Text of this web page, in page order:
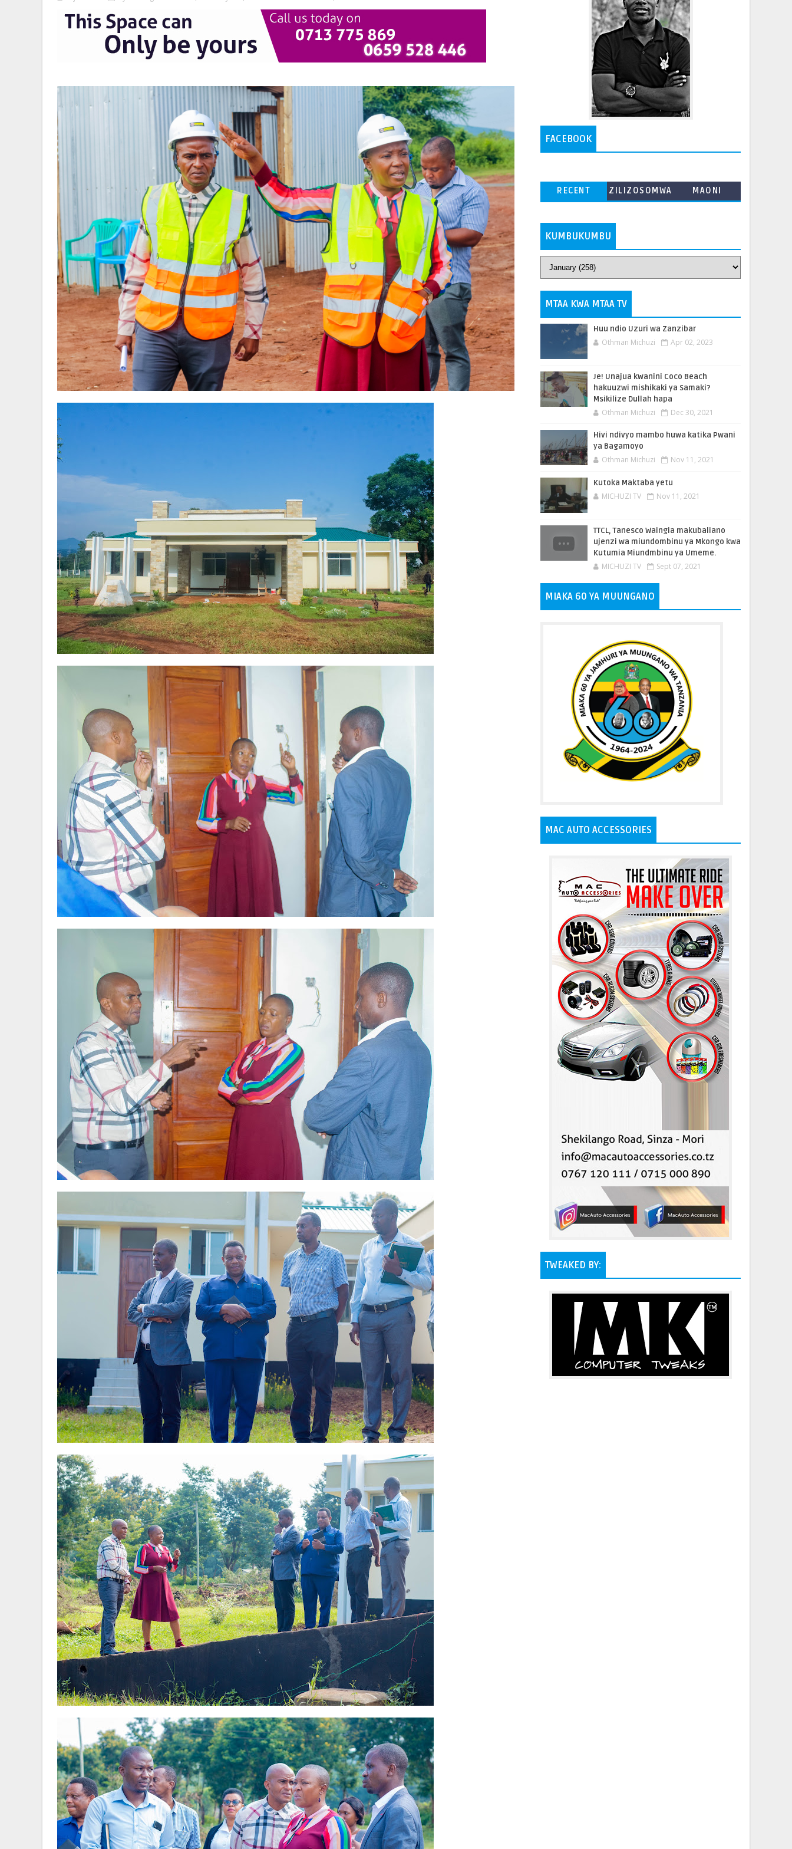
FACEBOOK
RECENT
ZILIZOSOMWA
MAONI
KUMBUKUMBU
MTAA KWA MTAA TV
Huu ndio Uzuri wa Zanzibar
Othman Michuzi Apr 02, 2023
Je! Unajua kwanini Coco Beach
hakuuzwi mishikaki ya Samaki?
Msikilize Dullah hapa
Othman Michuzi Dec 30, 2021
Hivi ndivyo mambo huwa katika Pwani
ya Bagamoyo
Othman Michuzi Nov 11, 2021
Kutoka Maktaba yetu
MICHUZI TV Nov 11, 2021
TTCL, Tanesco Waingia makubaliano
ujenzi wa miundombinu ya Mkongo kwa
Kutumia Miundmbinu ya Umeme.
MICHUZI TV Sept 07, 2021
MIAKA 60 YA MUUNGANO
MAC AUTO ACCESSORIES
TWEAKED BY: